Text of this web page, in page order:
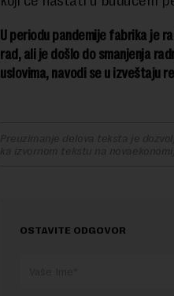
U periodu pandemije fabrika je
rad, ali je došlo do smanjenja
uslovima, navodi se u izveštaju
Preuzimanje delova teksta je
ka izvornom tekstu na
OSTAVITE ODGOVOR